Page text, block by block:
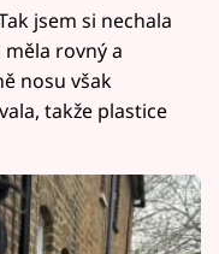
jsem si nechala
rovný a
nosu však
takže plastice